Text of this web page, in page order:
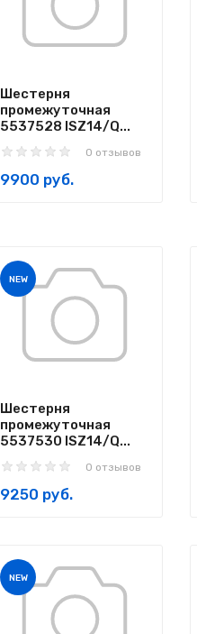
Шестерня
промежуточная
5537528 ISZ14/Q...
0 отзывов
9900 руб.
NEW
Шестерня
промежуточная
5537530 ISZ14/Q...
0 отзывов
9250 руб.
NEW